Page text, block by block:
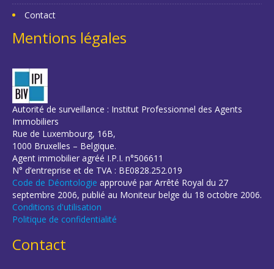
Contact
Mentions légales
Autorité de surveillance : Institut Professionnel des Agents
Immobiliers
Rue de Luxembourg, 16B,
1000 Bruxelles – Belgique.
Agent immobilier agréé I.P.I. n°506611
N° d’entreprise et de TVA : BE0828.252.019
Code de Déontologie approuvé par Arrêté Royal du 27
septembre 2006, publié au Moniteur belge du 18 octobre 2006.
Conditions d'utilisation
Politique de confidentialité
Contact